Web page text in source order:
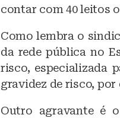
contar com 40 leitos
Como lembra o
da rede pública no
risco, especializada
gravidez de risco, por
Outro agravante é